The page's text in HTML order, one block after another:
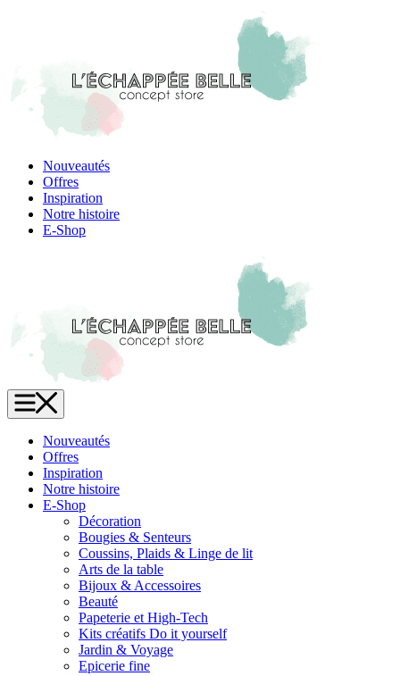
Nouveautés
Offres
Inspiration
Notre histoire
E-Shop
L'Échappée Belle
Menu
Nouveautés
Offres
Inspiration
Notre histoire
E-Shop
Décoration
Bougies & Senteurs
Coussins, Plaids & Linge de lit
Arts de la table
Bijoux & Accessoires
Beauté
Papeterie et High-Tech
Kits créatifs Do it yourself
Jardin & Voyage
Epicerie fine